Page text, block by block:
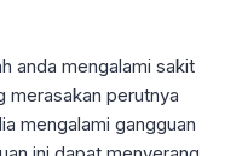
anda mengalami sakit
merasakan perutnya
mengalami gangguan